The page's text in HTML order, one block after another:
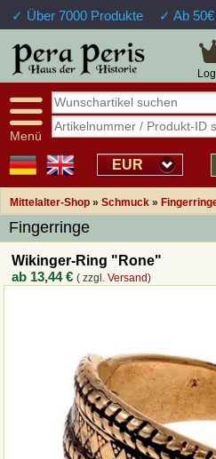
✓ Über 7000 Produkte ✓ Ab
Menü
EUR
Mittelalter-Shop » Schmuck »
Fingerringe
Wikinger-Ring "Rone"
ab 13,44 € ( zzgl.Versand)
Große Auswahl
Verfügbarkeitsanzeige
Sendungsverfolgung
Intelligente Navigation
Freundlicher Service
Übersicht Mittelalter-Produkte
Impressum
Widerrufsfunktion
Rückruf-Service
Zahlungsweisen